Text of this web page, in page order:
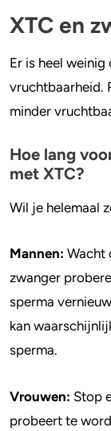
4-FA
Crack
Trends &
Check je
Stel een
XTC en
met
XTC
Maakt
Ik heb
XTC en
XTC en
Er is heel
vruchtbaarheid.
minder
Hoe lang
met XTC?
Wil je helemaal
Mannen: Wacht
zwanger
sperma
kan
sperma.
Vrouwen: Stop
probeert te